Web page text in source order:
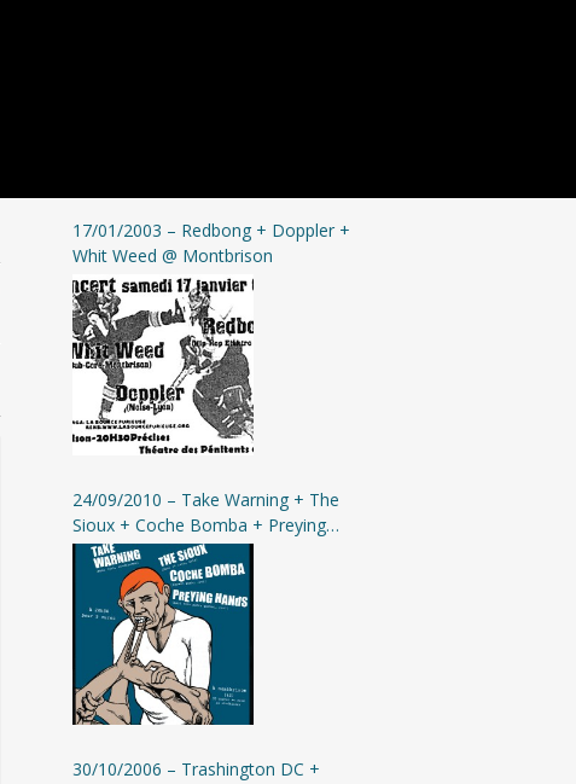
17/01/2003 – Redbong + Doppler +
Whit Weed @ Montbrison
24/09/2010 – Take Warning + The
Sioux + Coche Bomba + Preying
Hands @ Moingt
30/10/2006 – Trashington DC +